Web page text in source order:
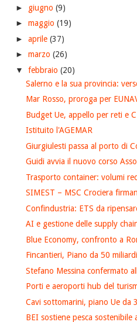
► giugno (9)
► maggio (19)
► aprile (37)
► marzo (26)
▼ febbraio (20)
Salerno e la sua provincia:
Mar Rosso, proroga per
Budget Ue, appello per reti e
Istituito l'AGEMAR
Giurgiulesti passa al porto di
Guidi avvia il nuovo corso
Trasporto container: volumi
SIMEST – MSC Crociera
Confindustria: ETS da
AI e gestione delle supply
Blue Economy, confronto a
Fincantieri, Piano da 50
Stefano Messina confermato
Porti e aeroporti hub del
Cavi sottomarini, piano Ue da
BEI sostiene pesca sostenibile